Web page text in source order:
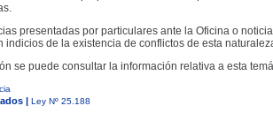
presentadas por particulares ante la Oficina o
indicios de la existencia de conflictos de esta
se puede consultar la información relativa a esta
| Ley Nº 25.188